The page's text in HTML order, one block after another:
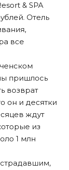
& SPA
Отель
все
пришлось
возврат
он и десятки
ждут
из
1 млн